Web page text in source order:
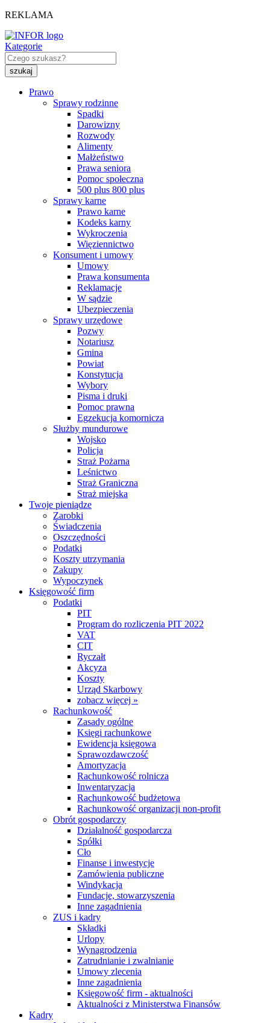
REKLAMA
Kategorie
Prawo
Sprawy rodzinne
Spadki
Darowizny
Rozwody
Alimenty
Małżeństwo
Prawa seniora
Pomoc społeczna
500 plus 800 plus
Sprawy karne
Prawo karne
Kodeks karny
Wykroczenia
Więziennictwo
Konsument i umowy
Umowy
Prawa konsumenta
Reklamacje
W sądzie
Ubezpieczenia
Sprawy urzędowe
Pozwy
Notariusz
Gmina
Powiat
Konstytucja
Wybory
Pisma i druki
Pomoc prawna
Egzekucja komornicza
Służby mundurowe
Wojsko
Policja
Straż Pożarna
Leśnictwo
Straż Graniczna
Straż miejska
Twoje pieniądze
Zarobki
Świadczenia
Oszczędności
Podatki
Koszty utrzymania
Zakupy
Wypoczynek
Księgowość firm
Podatki
PIT
Program do rozliczenia PIT 2022
VAT
CIT
Ryczałt
Akcyza
Koszty
Urząd Skarbowy
zobacz więcej »
Rachunkowość
Zasady ogólne
Księgi rachunkowe
Ewidencja księgowa
Sprawozdawczość
Amortyzacja
Rachunkowość rolnicza
Inwentaryzacja
Rachunkowość budżetowa
Rachunkowość organizacji non-profit
Obrót gospodarczy
Działalność gospodarcza
Spółki
Cło
Finanse i inwestycje
Zamówienia publiczne
Windykacja
Fundacje, stowarzyszenia
Inne zagadnienia
ZUS i kadry
Składki
Urlopy
Wynagrodzenia
Zatrudnianie i zwalnianie
Umowy zlecenia
Inne zagadnienia
Księgowość firm - aktualności
Aktualności z Ministerstwa Finansów
Kadry